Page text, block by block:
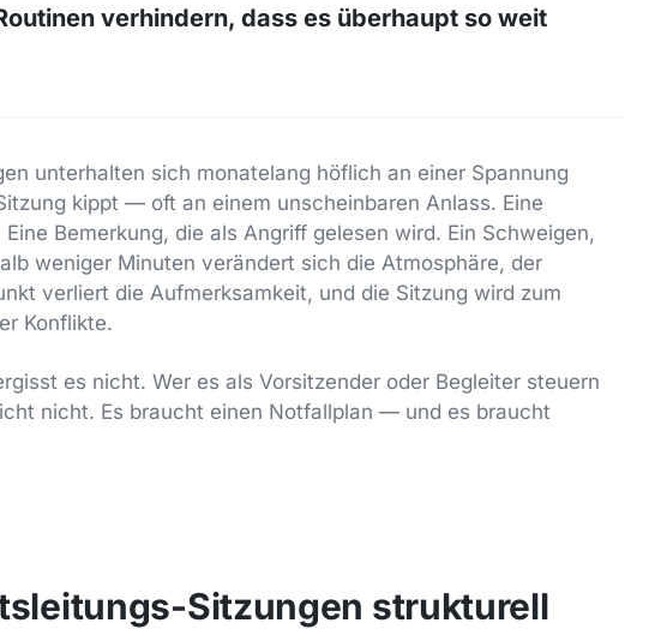
verhindern, dass es überhaupt so weit
unterhalten sich monatelang höflich an einer Spannung
kippt — oft an einem unscheinbaren Anlass. Eine
Bemerkung, die als Angriff gelesen wird. Ein Schweigen,
weniger Minuten verändert sich die Atmosphäre, der
verliert die Aufmerksamkeit, und die Sitzung wird zum
Konflikte.
es nicht. Wer es als Vorsitzender oder Begleiter steuern
nicht. Es braucht einen Notfallplan — und es braucht
Sitzungen strukturell